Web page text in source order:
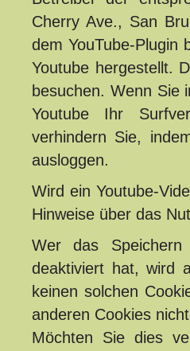
Cherry Ave., San
dem YouTube-Plugin
Youtube hergestellt.
besuchen. Wenn Sie
Youtube Ihr
verhindern Sie,
ausloggen.
Wird ein Youtube-
Hinweise über das
Wer das Speichern
deaktiviert hat, wird
keinen solchen
anderen Cookies
Möchten Sie dies